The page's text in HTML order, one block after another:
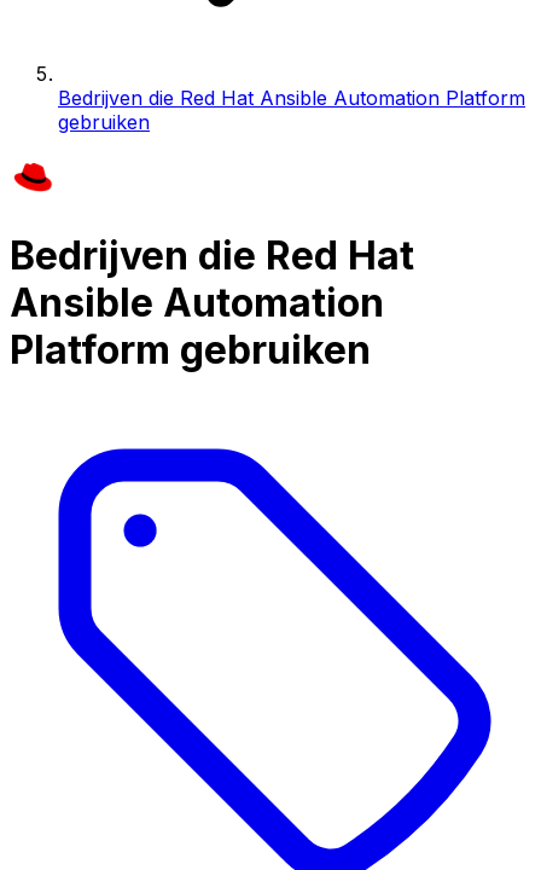
Bedrijven die Red Hat Ansible Automation Platform
gebruiken
Bedrijven die Red Hat
Ansible Automation
Platform gebruiken